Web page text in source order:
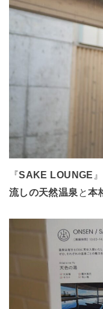
『SAKE LOUNGE
流しの天然温泉 と本